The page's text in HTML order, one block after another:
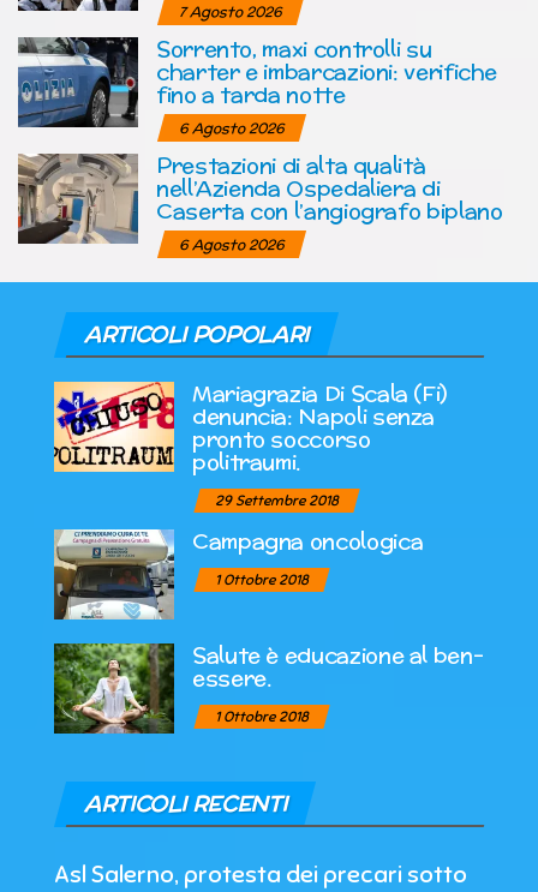
7 Agosto 2026
Sorrento, maxi controlli su
charter e imbarcazioni: verifiche
fino a tarda notte
6 Agosto 2026
Prestazioni di alta qualità
nell’Azienda Ospedaliera di
Caserta con l’angiografo biplano
6 Agosto 2026
ARTICOLI POPOLARI
Mariagrazia Di Scala (Fi)
denuncia: Napoli senza
pronto soccorso
politraumi.
29 Settembre 2018
Campagna oncologica
1 Ottobre 2018
Salute è educazione al ben-
essere.
1 Ottobre 2018
ARTICOLI RECENTI
Asl Salerno, protesta dei precari sotto